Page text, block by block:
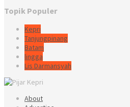
Topik Populer
Kepri
Tanjungpinang
Batam
lingga
Lis Darmansyah
About